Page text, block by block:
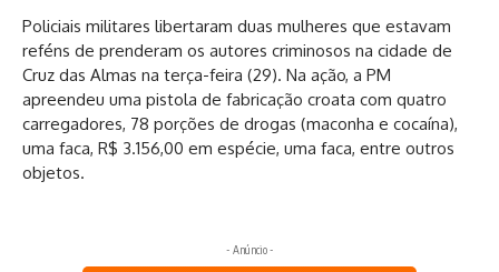
Policiais militares libertaram duas mulheres que estavam
reféns de prenderam os autores criminosos na cidade de
Cruz das Almas na terça-feira (29). Na ação, a PM
apreendeu uma pistola de fabricação croata com quatro
carregadores, 78 porções de drogas (maconha e cocaína),
uma faca, R$ 3.156,00 em espécie, uma faca, entre outros
objetos.
- Anúncio -